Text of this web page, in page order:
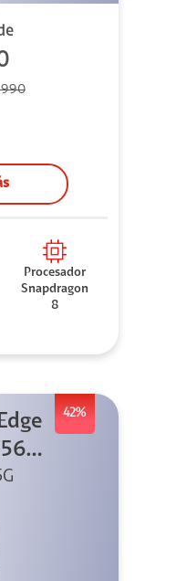
Procesador
Snapdragon
8
42%